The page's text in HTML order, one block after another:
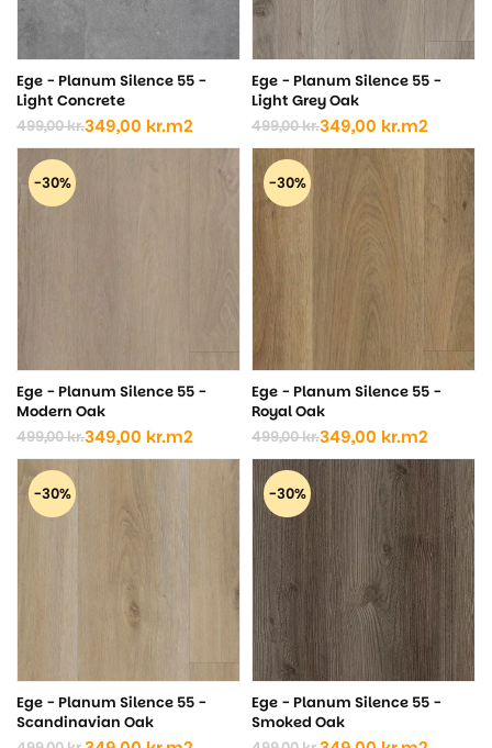
Ege - Planum Silence 55 -
Light Concrete
499,00kr.
Den
oprindelige
pris
var:
499,00 kr..
349,00 kr.
Den
aktuelle
pris
er:
349,00 kr..
m2
Ege - Planum Silence 55 -
Light Grey Oak
499,00kr.
Den
oprindelige
pris
var:
499,00 kr..
349,00 kr.
Den
aktuelle
pris
er:
349,00 kr..
m2
-30%
Ege - Planum Silence 55 -
Modern Oak
499,00kr.
Den
oprindelige
pris
var:
499,00 kr..
349,00 kr.
Den
aktuelle
pris
er:
349,00 kr..
m2
-30%
Ege - Planum Silence 55 -
Royal Oak
499,00kr.
Den
oprindelige
pris
var:
499,00 kr..
349,00 kr.
Den
aktuelle
pris
er:
349,00 kr..
m2
-30%
Ege - Planum Silence 55 -
Scandinavian Oak
-30%
Ege - Planum Silence 55 -
Smoked Oak